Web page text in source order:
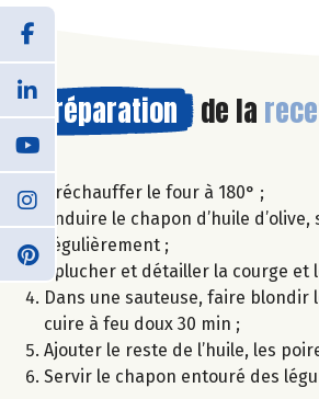
Préparation de la
Préchauffer le four à 180° ;
Enduire le chapon d’huile
régulièrement ;
Eplucher et détailler la courge
Dans une sauteuse, faire blondir
cuire à feu doux 30 min ;
Ajouter le reste de l’huile, les
Servir le chapon entouré des